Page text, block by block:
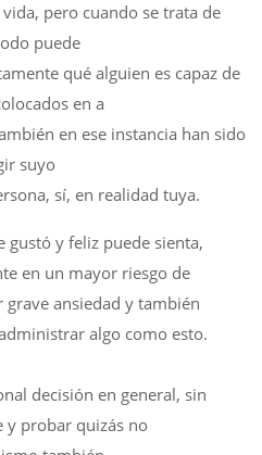
pero cuando se trata de
puede
qué alguien es capaz de
en a
en ese instancia han sido
suyo
sí, en realidad tuya.
gustó y feliz puede sienta,
en un mayor riesgo de
ansiedad y también
algo como esto.
decisión en general, sin
y probar quizás no